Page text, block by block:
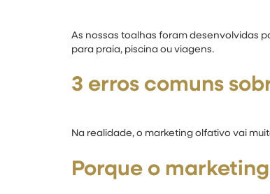
As nossas toalhas foram desenvolvidas
para praia, piscina ou viagens.
3 erros comuns
Na realidade, o marketing olfativo vai
Porque o